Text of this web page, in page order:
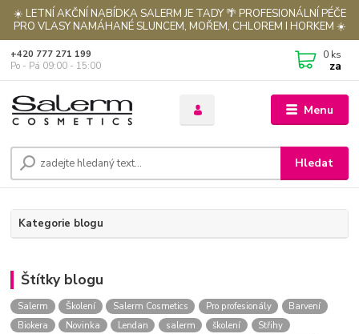
☀️ LETNÍ AKČNÍ NABÍDKA SALERM JE TADY 🌴 PROFESIONÁLNÍ PÉČE
PRO VLASY NAMÁHANÉ SLUNCEM, MOŘEM, CHLOREM I HORKEM ☀️
Menu
Hledat
+420 777 271 199
Po - Pá 09:00 - 15:00
0 ks
za
Kategorie blogu
Štítky blogu
Salerm Školení Salerm Cosmetics Pro profesionály
Barvení
Biokera
Novinka Lendan salerm školení
Střihy